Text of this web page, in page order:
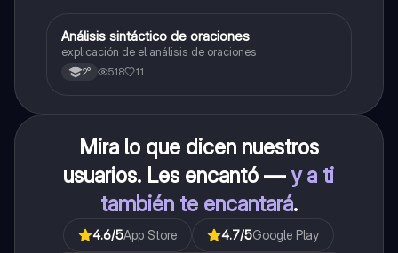
Lengua
Análisis sintáctico de oraciones
explicación de el análisis de oraciones
2° 518 11
Mira lo que dicen nuestros
usuarios. Les encantó —y a ti
también te encantará.
4.6/5App Store 4.7/5Google Play